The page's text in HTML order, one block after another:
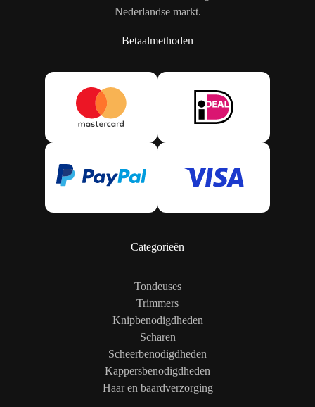
Nederlandse markt.
Betaalmethoden
Categorieën
Tondeuses
Trimmers
Knipbenodigdheden
Scharen
Scheerbenodigdheden
Kappersbenodigdheden
Haar en baardverzorging